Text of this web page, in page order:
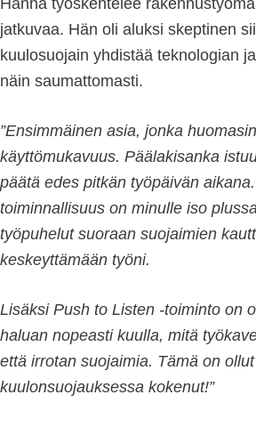
Hanna työskentelee
jatkuvaa. Hän oli aluksi skeptinen
kuulosuojain yhdistää teknologian
näin saumattomasti.
”Ensimmäinen asia, jonka
käyttömukavuus. Päälakisanka
päätä edes pitkän työpäivän
toiminnallisuus on minulle iso
työpuhelut suoraan suojaimien
keskeyttämään työni.
Lisäksi Push to Listen -toiminto on
haluan nopeasti kuulla, mitä
että irrotan suojaimia. Tämä on
kuulonsuojauksessa kokenut!”